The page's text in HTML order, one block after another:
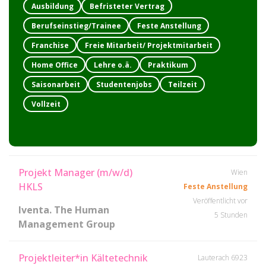
Ausbildung
Befristeter Vertrag
Berufseinstieg/Trainee
Feste Anstellung
Franchise
Freie Mitarbeit/ Projektmitarbeit
Home Office
Lehre o.ä.
Praktikum
Saisonarbeit
Studentenjobs
Teilzeit
Vollzeit
Projekt Manager (m/w/d)
HKLS
Iventa. The Human
Management Group
Wien
Feste Anstellung
Veröffentlicht vor
5 Stunden
Projektleiter*in Kältetechnik
Lauterach 6923